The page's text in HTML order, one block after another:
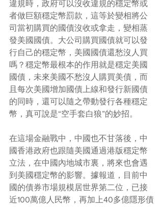
違規時，政府可以沒收違規的穩定幣或
者做巨額穩定幣罰款，這等於變相將公
司當初購買的國債沒收或拿走，變相蒸
發美國國債。大公司購買國債就可以發
行自己的穩定幣，美國國債還愁沒人買
嗎？穩定幣最根本的作用就是穩定美國
國債，未來美國不愁沒人購買美債，而
且每次美國增加國債上線和發行新國債
的同時，還可以隨之帶動發行各種穩定
幣，真可說是“空手套白狼”的妙招。
在這場金融戰中，中國也不甘落後，中
國香港政府也跟隨美國通過港版穩定幣
立法，在中國內地城市裏，將來也會遇
到美國穩定幣的影響。據報道，目前中
國的債券市場規模居世界第二位，已接
近100萬億人民幣，再加上40多億隱形債